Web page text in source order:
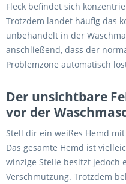
Fleck befindet sich
Trotzdem landet häufig das
unbehandelt in der
anschließend, dass der
Problemzone automatisch
Der unsichtbare
vor der
Stell dir ein weißes Hemd
Das gesamte Hemd ist
winzige Stelle besitzt jedoch
Verschmutzung. Trotzdem